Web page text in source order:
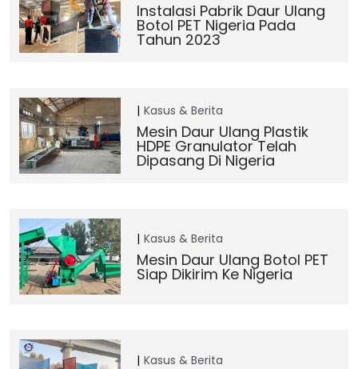
Instalasi Pabrik Daur Ulang
Botol PET Nigeria Pada
Tahun 2023
Kasus & Berita
Mesin Daur Ulang Plastik
HDPE Granulator Telah
Dipasang Di Nigeria
Kasus & Berita
Mesin Daur Ulang Botol PET
Siap Dikirim Ke Nigeria
Kasus & Berita